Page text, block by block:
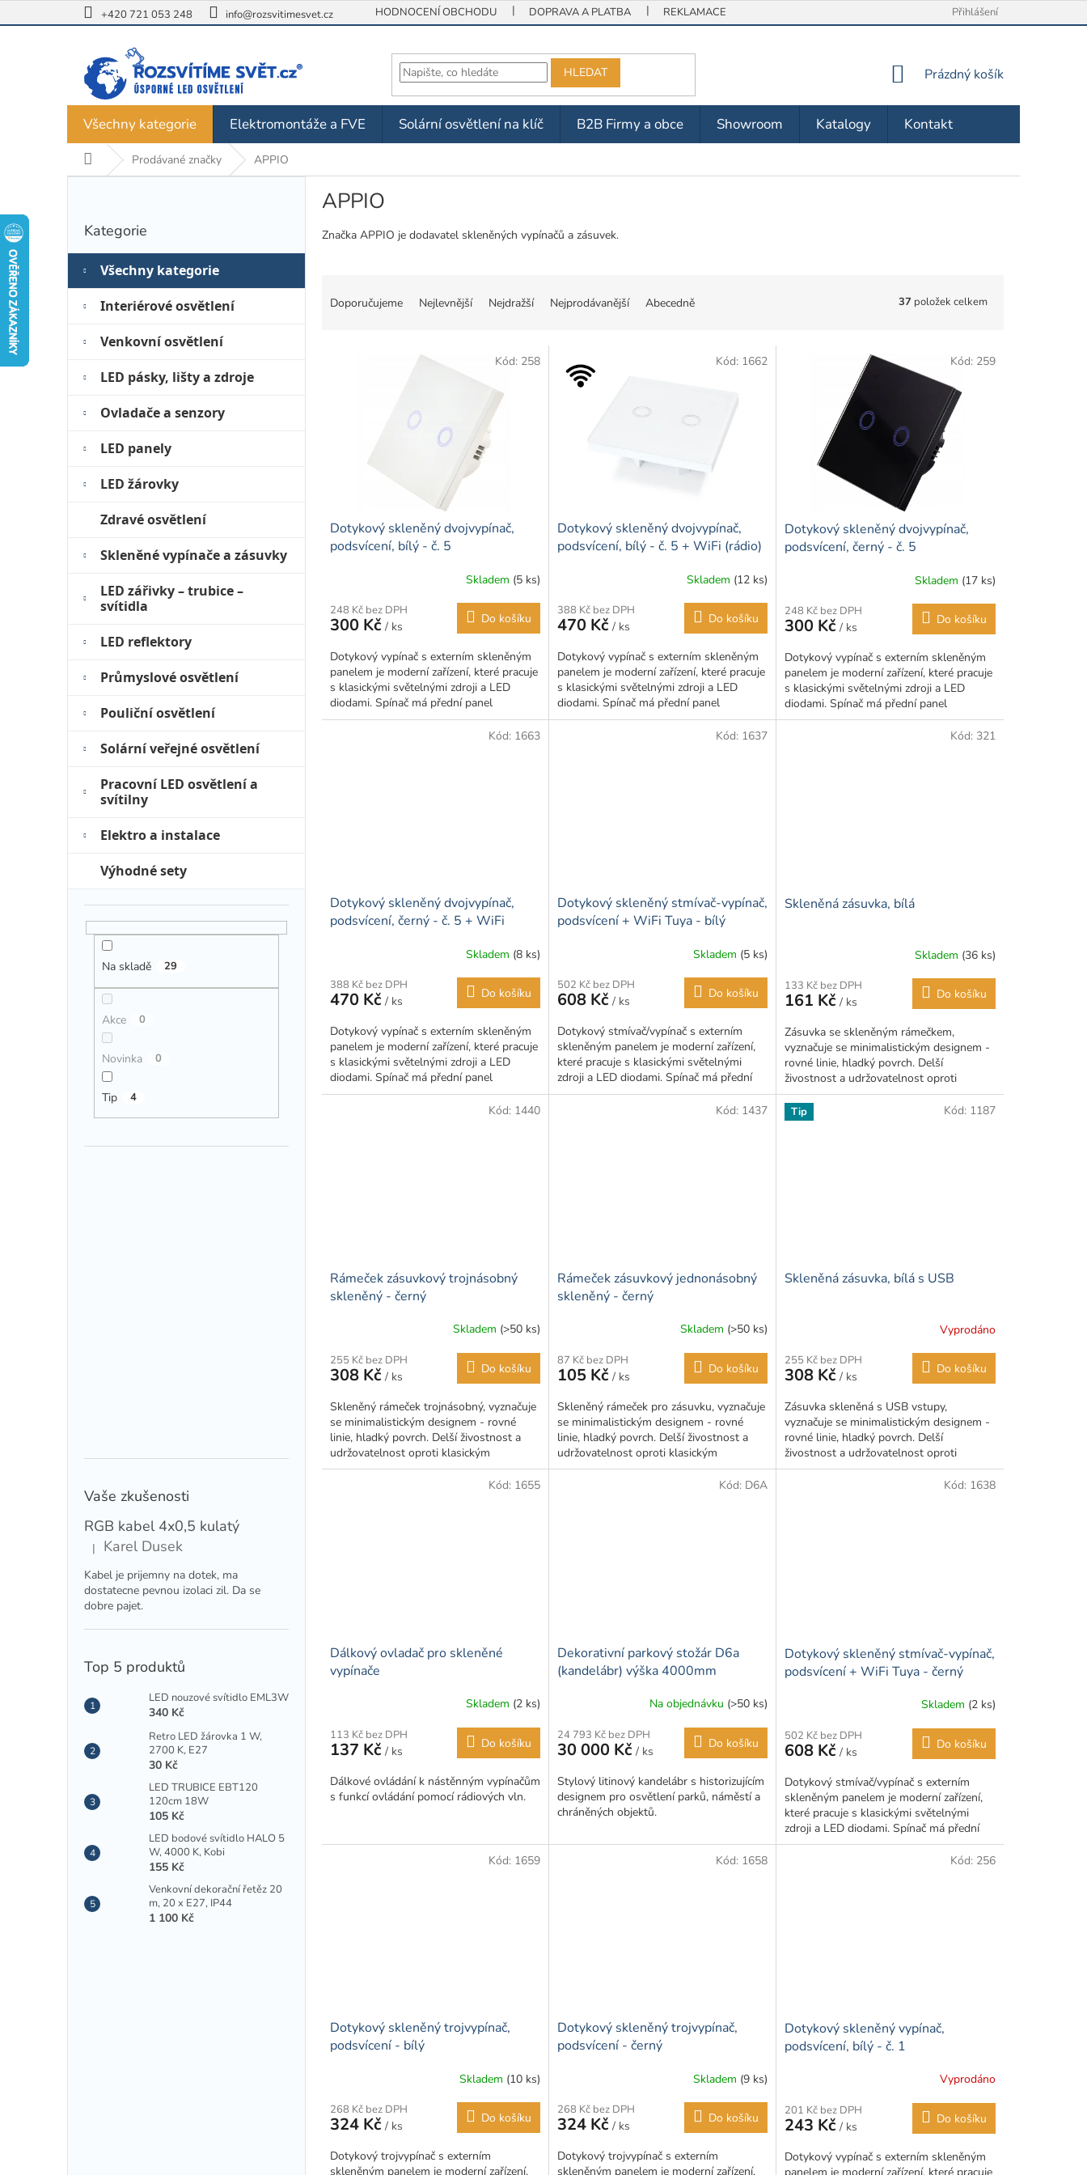
na
+420 721 053 248 info@rozsvitimesvet.cz HODNOCENÍ OBCHODU DOPRAVA A PLATBA REKLAMACE / VRÁCENÍ ZBOŽÍ OBCHODNÍ PODMÍNKY
Přihlášení
HLEDAT
NÁKUPNÍ
Prázdný košík
Všechny kategorie Elektromontáže a FVE Solární osvětlení na klíč B2B Firmy a obce Showroom Katalogy Kontakt
Domů Prodávané značky APPIO
r
n
kategorie
Kategorie
Všechny kategorie
Interiérové osvětlení
Venkovní osvětlení
LED pásky, lišty a zdroje
Ovladače a senzory
LED panely
LED žárovky
Zdravé osvětlení
Skleněné vypínače a zásuvky
LED zářivky – trubice –
svítidla
LED reflektory
Průmyslové osvětlení
Pouliční osvětlení
Solární veřejné osvětlení
Pracovní LED osvětlení a
svítilny
Elektro a instalace
Výhodné sety
Na skladě 29
Akce 0
Novinka 0
Tip 4
Vaše zkušenosti
RGB kabel 4x0,5 kulatý
Hodnocení produktu je 5 z 5 hvězdiček.
| Karel Dusek
Kabel je prijemny na dotek, ma
dostatecne pevnou izolaci zil. Da se
dobre pajet.
Top 5 produktů
LED nouzové svítidlo EML3W
340 Kč
Retro LED žárovka 1 W,
2700 K, E27
30 Kč
LED TRUBICE EBT120
120cm 18W
105 Kč
LED bodové svítidlo HALO 5
W, 4000 K, Kobi
155 Kč
Venkovní dekorační řetěz 20
m, 20 x E27, IP44
1 100 Kč
APPIO
Značka APPIO je dodavatel skleněných vypínačů a zásuvek.
Doporučujeme Nejlevnější Nejdražší Nejprodávanější Abecedně 37 položek celkem
Dotykový skleněný dvojvypínač,
podsvícení, bílý - č. 5
produktu
je
z
5
hvězdiček.
Skladem (5 ks)
248 Kč bez DPH
300 Kč / ks
Do košíku
Dotykový vypínač s externím skleněným
panelem je moderní zařízení, které pracuje
s klasickými světelnými zdroji a LED
diodami. Spínač má přední panel
vyrobený ze skla, což...
Kód: 258
Dotykový skleněný dvojvypínač,
podsvícení, bílý - č. 5 + WiFi (rádio)
Skladem (12 ks)
388 Kč bez DPH
470 Kč / ks
Do košíku
Dotykový vypínač s externím skleněným
panelem je moderní zařízení, které pracuje
s klasickými světelnými zdroji a LED
diodami. Spínač má přední panel
vyrobený ze skla, což...
Kód: 1662
Dotykový skleněný dvojvypínač,
podsvícení, černý - č. 5
produktu
je
z
5
hvězdiček.
Skladem (17 ks)
248 Kč bez DPH
300 Kč / ks
Do košíku
Dotykový vypínač s externím skleněným
panelem je moderní zařízení, které pracuje
s klasickými světelnými zdroji a LED
diodami. Spínač má přední panel
vyrobený ze skla, což...
Kód: 259
Dotykový skleněný dvojvypínač,
podsvícení, černý - č. 5 + WiFi
Skladem (8 ks)
388 Kč bez DPH
470 Kč / ks
Do košíku
Dotykový vypínač s externím skleněným
panelem je moderní zařízení, které pracuje
s klasickými světelnými zdroji a LED
diodami. Spínač má přední panel
vyrobený ze skla, což...
Kód: 1663
Dotykový skleněný stmívač-vypínač,
podsvícení + WiFi Tuya - bílý
produktu
je
z
5
hvězdiček.
Skladem (5 ks)
502 Kč bez DPH
608 Kč / ks
Do košíku
Dotykový stmívač/vypínač s externím
skleněným panelem je moderní zařízení,
které pracuje s klasickými světelnými
zdroji a LED diodami. Spínač má přední
panel vyrobený ze skla,...
Kód: 1637
Skleněná zásuvka, bílá
produktu
je
z
5
hvězdiček.
Skladem (36 ks)
133 Kč bez DPH
161 Kč / ks
Do košíku
Zásuvka se skleněným rámečkem,
vyznačuje se minimalistickým designem -
rovné linie, hladký povrch. Delší
živostnost a udržovatelnost oproti
klasickým plastovým zásuvkám. Vypadá...
Kód: 321
Rámeček zásuvkový trojnásobný
skleněný - černý
Skladem (>50 ks)
255 Kč bez DPH
308 Kč / ks
Do košíku
Skleněný rámeček trojnásobný, vyznačuje
se minimalistickým designem - rovné
linie, hladký povrch. Delší živostnost a
udržovatelnost oproti klasickým
plastovým zásuvkám. Vypadá...
Kód: 1440
Rámeček zásuvkový jednonásobný
skleněný - černý
Skladem (>50 ks)
87 Kč bez DPH
105 Kč / ks
Do košíku
Skleněný rámeček pro zásuvku, vyznačuje
se minimalistickým designem - rovné
linie, hladký povrch. Delší živostnost a
udržovatelnost oproti klasickým
plastovým zásuvkám. Vypadá...
Kód: 1437 Tip
Skleněná zásuvka, bílá s USB
produktu
je
z
5
hvězdiček.
Vyprodáno
255 Kč bez DPH
308 Kč / ks
Do košíku
Zásuvka skleněná s USB vstupy,
vyznačuje se minimalistickým designem -
rovné linie, hladký povrch. Delší
živostnost a udržovatelnost oproti
klasickým plastovým zásuvkám....
Kód: 1187
Dálkový ovladač pro skleněné
vypínače
Skladem (2 ks)
113 Kč bez DPH
137 Kč / ks
Do košíku
Dálkové ovládání k nástěnným vypínačům
s funkcí ovládání pomocí rádiových vln.
Kód: 1655
Dekorativní parkový stožár D6a
(kandelábr) výška 4000mm
Na objednávku (>50 ks)
24 793 Kč bez DPH
30 000 Kč / ks
Do košíku
Stylový litinový kandelábr s historizujícím
designem pro osvětlení parků, náměstí a
chráněných objektů.
Kód: D6A
Dotykový skleněný stmívač-vypínač,
podsvícení + WiFi Tuya - černý
produktu
je
z
5
hvězdiček.
Skladem (2 ks)
502 Kč bez DPH
608 Kč / ks
Do košíku
Dotykový stmívač/vypínač s externím
skleněným panelem je moderní zařízení,
které pracuje s klasickými světelnými
zdroji a LED diodami. Spínač má přední
panel vyrobený ze skla,...
Kód: 1638
Dotykový skleněný trojvypínač,
podsvícení - bílý
Skladem (10 ks)
268 Kč bez DPH
324 Kč / ks
Do košíku
Dotykový trojvypínač s externím
skleněným panelem je moderní zařízení,
Kód: 1659
Dotykový skleněný trojvypínač,
podsvícení - černý
Skladem (9 ks)
268 Kč bez DPH
324 Kč / ks
Do košíku
Dotykový trojvypínač s externím
skleněným panelem je moderní zařízení,
Kód: 1658
Dotykový skleněný vypínač,
podsvícení, bílý - č. 1
produktu
je
z
Vyprodáno
201 Kč bez DPH
243 Kč / ks
Do košíku
Dotykový vypínač s externím skleněným
Kód: 256